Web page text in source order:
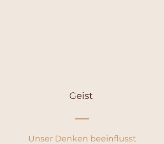
Geist
Unser Denken beeinflusst